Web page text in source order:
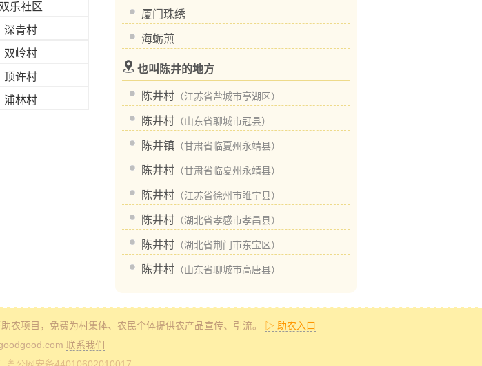
双乐社区
深青村
双岭村
顶许村
浦林村
厦门珠绣
海蛎煎
也叫陈井的地方
陈井村 （江苏省盐城市亭湖区）
陈井村 （山东省聊城市冠县）
陈井镇 （甘肃省临夏州永靖县）
陈井村 （甘肃省临夏州永靖县）
陈井村 （江苏省徐州市睢宁县）
陈井村 （湖北省孝感市孝昌县）
陈井村 （湖北省荆门市东宝区）
陈井村 （山东省聊城市高唐县）
农项目，免费为村集体、农民个体提供农产品宣传、引流。
▷ 助农入口
联系我们